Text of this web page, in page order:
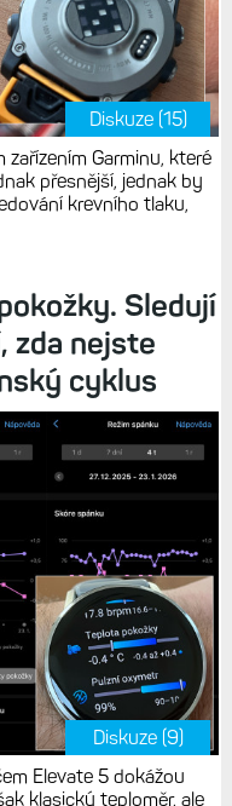
Diskuze (15)
Garminu, které
přesnější, jednak by
krevního tlaku,
Sledují
zda nejste
cyklus
Diskuze (9)
Elevate 5 dokážou
klasický teploměr, ale